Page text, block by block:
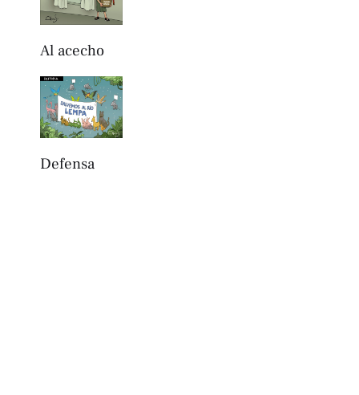
Al acecho
Defensa